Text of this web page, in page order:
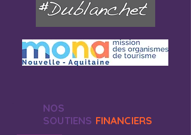
NOS
SOUTIENS FINANCIERS